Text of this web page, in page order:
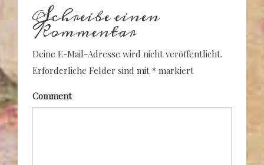
Schreibe einen
Kommentar
Deine E-Mail-Adresse wird nicht veröffentlicht.
Erforderliche Felder sind mit * markiert
Comment